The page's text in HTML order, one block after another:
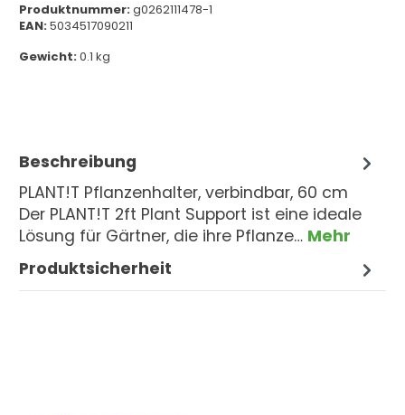
Produktnummer:g0262111478-1
EAN:5034517090211
Gewicht:0.1 kg
Beschreibung
PLANT!T Pflanzenhalter, verbindbar, 60 cm
Der PLANT!T 2ft Plant Support ist eine ideale
Lösung für Gärtner, die ihre Pflanze… Mehr
Produktsicherheit